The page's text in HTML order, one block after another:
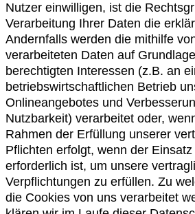
Nutzer einwilligen, ist die
Verarbeitung Ihrer Daten die
Andernfalls werden die mithilfe
verarbeiteten Daten auf
berechtigten Interessen (z.B. an
betriebswirtschaftlichen Betrieb
Onlineangebotes und
Nutzbarkeit) verarbeitet oder,
Rahmen der Erfüllung unserer
Pflichten erfolgt, wenn der
erforderlich ist, um unsere
Verpflichtungen zu erfüllen. Zu
die Cookies von uns verarbeitet